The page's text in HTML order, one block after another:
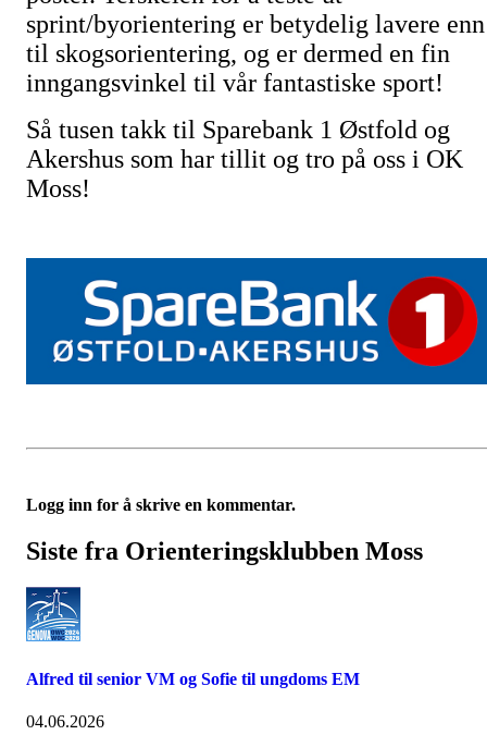
sprint/byorientering er betydelig lavere enn
til skogsorientering, og er dermed en fin
inngangsvinkel til vår fantastiske sport!
Så tusen takk til Sparebank 1 Østfold og
Akershus som har tillit og tro på oss i OK
Moss!
Logg inn for å skrive en kommentar.
Siste fra Orienteringsklubben Moss
Alfred til senior VM og Sofie til ungdoms EM
04.06.2026